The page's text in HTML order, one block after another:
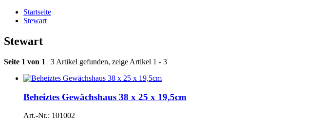
Startseite
Stewart
Stewart
Seite 1 von 1 | 3 Artikel gefunden, zeige Artikel 1 - 3
Beheiztes Gewächshaus 38 x 25 x 19,5cm
Art.-Nr.: 101002